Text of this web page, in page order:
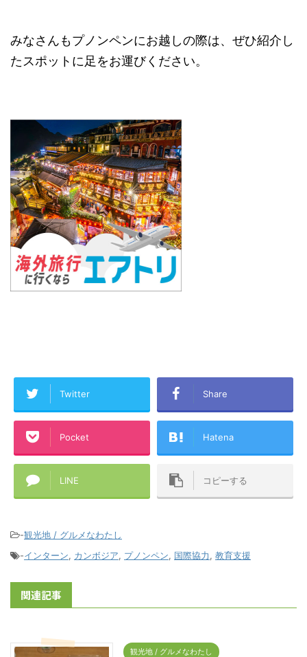
みなさんもプノンペンにお越しの際は、ぜひ紹介し
たスポットに足をお運びください。
Twitter Share
Pocket Hatena
LINE コピーする
-観光地 / グルメなわたし
-インターン, カンボジア, プノンペン, 国際協力, 教育支援
関連記事
観光地 / グルメなわたし